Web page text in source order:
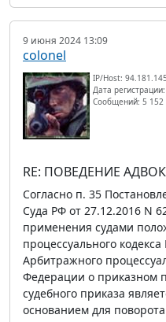
9 июня 2024 13:09
colonel
IP/Host:
Дата
Сообщений: 5 152
RE: ПОВЕДЕНИЕ
Согласно п. 35
Суда РФ от 27.12.2016 N
применения судами
процессуального
Арбитражного
Федерации о приказном
судебного приказа
основанием для